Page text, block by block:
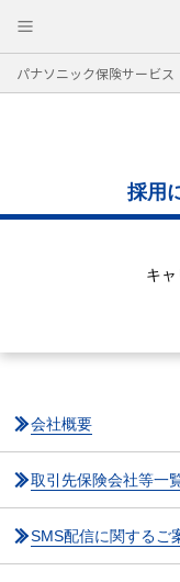
パナソニック保険サービス
採用
キ
会社概要
取引先保険会社等一
SMS配信に関するご